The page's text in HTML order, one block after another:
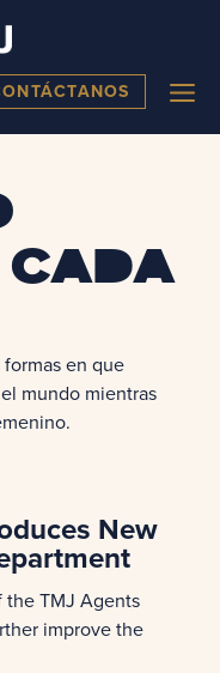
en que
mundo mientras
New
the TMJ Agents
improve the